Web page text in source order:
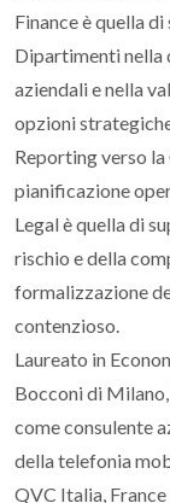
Finance è quella
Dipartimenti nella
aziendali e nella
opzioni
Reporting verso
pianificazione
Legal è quella di
rischio e della
formalizzazione
contenzioso.
Laureato in
Bocconi di
come consulente
della telefonia
QVC Italia,